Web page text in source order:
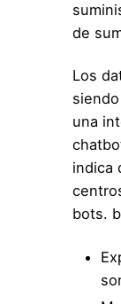
de
Los
una
indica
bots.